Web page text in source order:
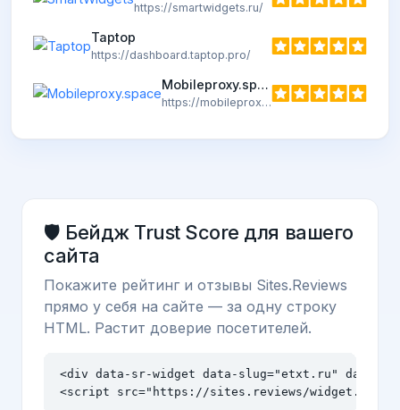
https://smartwidgets.ru/
Taptop
https://dashboard.taptop.pro/
Mobileproxy.space
https://mobileproxy.space/
🛡️ Бейдж Trust Score для вашего
сайта
Покажите рейтинг и отзывы Sites.Reviews
прямо у себя на сайте — за одну строку
HTML. Растит доверие посетителей.
<div data-sr-widget data-slug="etxt.ru" data-
<script src="https://sites.reviews/widget.js"